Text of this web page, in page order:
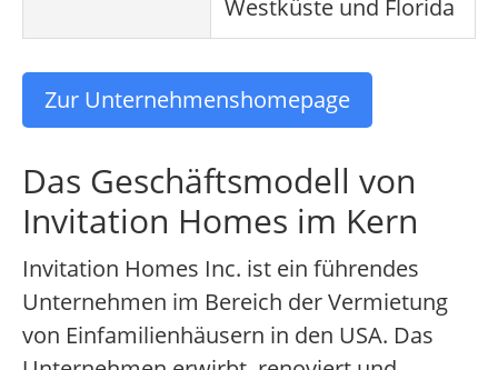
Westküste und Florida
Zur Unternehmenshomepage
Das Geschäftsmodell von
Invitation Homes im Kern
Invitation Homes Inc. ist ein führendes
Unternehmen im Bereich der Vermietung
von Einfamilienhäusern in den USA. Das